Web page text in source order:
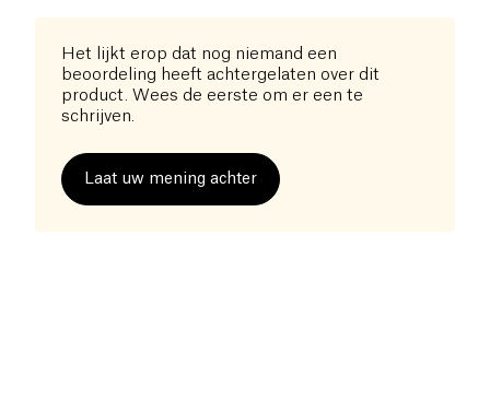
Het lijkt erop dat nog niemand een
beoordeling heeft achtergelaten over dit
product. Wees de eerste om er een te
schrijven.
Laat uw mening achter